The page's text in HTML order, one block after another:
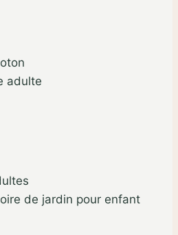
adulte
de jardin pour enfant